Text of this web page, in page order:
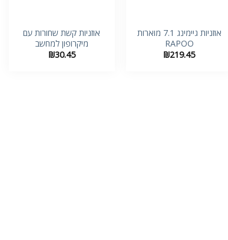
אוזניות גיימינג 7.1 מוארות
RAPOO
₪219.45
אוזניות קשת שחורות עם
מיקרופון למחשב
₪30.45